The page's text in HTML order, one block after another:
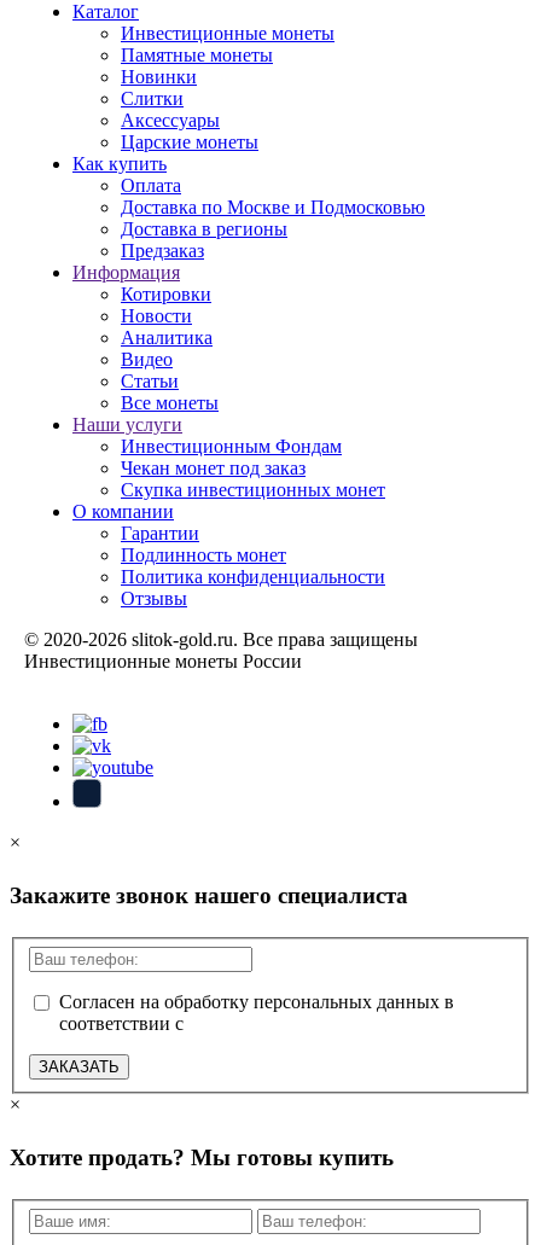
Каталог
Инвестиционные монеты
Памятные монеты
Новинки
Слитки
Аксессуары
Царские монеты
Как купить
Оплата
Доставка по Москве и Подмосковью
Доставка в регионы
Предзаказ
Информация
Котировки
Новости
Аналитика
Видео
Статьи
Все монеты
Наши услуги
Инвестиционным Фондам
Чекан монет под заказ
Скупка инвестиционных монет
О компании
Гарантии
Подлинность монет
Политика конфиденциальности
Отзывы
© 2020-2026 slitok-gold.ru. Все права защищены
Инвестиционные монеты России
×
Закажите звонок нашего специалиста
Согласен на обработку персональных данных в
соответствии с
ЗАКАЗАТЬ
×
Хотите продать? Мы готовы купить